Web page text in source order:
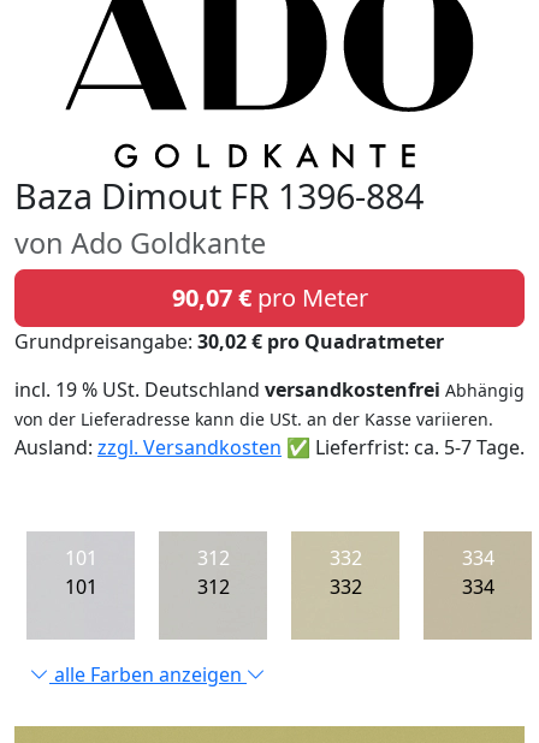
Baza Dimout FR 1396-884
von Ado Goldkante
90,07 €pro Meter
Grundpreisangabe: 30,02 € pro Quadratmeter
incl. 19 % USt. Deutschland versandkostenfrei Abhängig
von der Lieferadresse kann die USt. an der Kasse variieren.
Ausland: zzgl. Versandkosten ✅ Lieferfrist: ca. 5-7 Tage.
101
101
312
312
332
332
334
334
alle Farben anzeigen